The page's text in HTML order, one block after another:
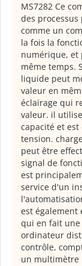
MS7282 Ce
des
comme un
la fois la
numérique, et
même temps.
liquide peut
valeur en
éclairage qui
valeur. il
capacité et
tension.
peut être
signal de
est
service d'un
est également
qui en fait
ordinateur
contrôle,
un multimètre